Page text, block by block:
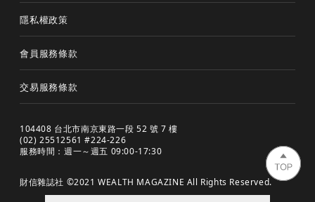
隱私權政策
會員服務條款
交易服務條款
104408 台北市南京東路一段 52 號 7 樓
(02) 25512561 #224-226
服務時間：週一～週五 09:00-17:30
財信雜誌社 ©2021 WEALTH MAGAZINE All Rights Reserved.